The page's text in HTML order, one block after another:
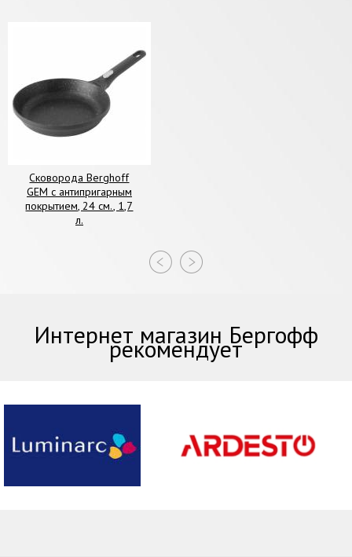
Сковорода Berghoff
GEM с антипригарным
покрытием, 24 см., 1,7
л.
Интернет магазин Бергофф
рекомендует